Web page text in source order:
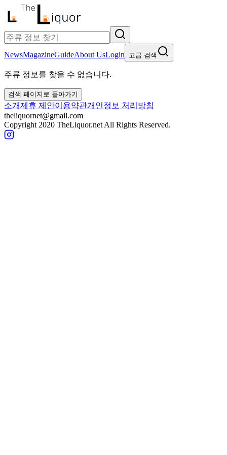
NewsMagazineGuideAbout UsLogin 고급 검색
주류 정보를 찾을 수 없습니다.
검색 페이지로 돌아가기
소개제휴 제안이용약관개인정보 처리방침
theliquornet@gmail.com
Copyright 2020 TheLiquor.net All Rights Reserved.